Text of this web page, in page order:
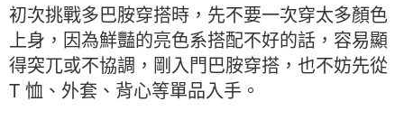
初次挑戰多巴胺穿搭時，先不要一次穿太多顏色
上身，因為鮮豔的亮色系搭配不好的話，容易顯
得突兀或不協調，剛入門巴胺穿搭，也不妨先從
T 恤、外套、背心等單品入手。